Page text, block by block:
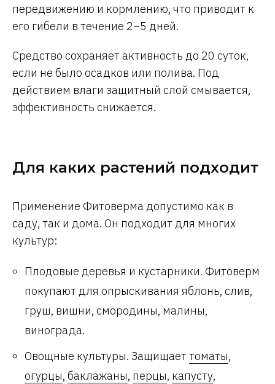
передвижению и кормлению, что приводит к
его гибели в течение 2–5 дней.
Средство сохраняет активность до 20 суток,
если не было осадков или полива. Под
действием влаги защитный слой смывается,
эффективность снижается.
Для каких растений подходит
Применение Фитоверма допустимо как в
саду, так и дома. Он подходит для многих
культур:
Плодовые деревья и кустарники. Фитоверм
покупают для опрыскивания яблонь, слив,
груш, вишни, смородины, малины,
винограда.
Овощные культуры. Защищаеттоматы,
огурцы, баклажаны, перцы, капусту,